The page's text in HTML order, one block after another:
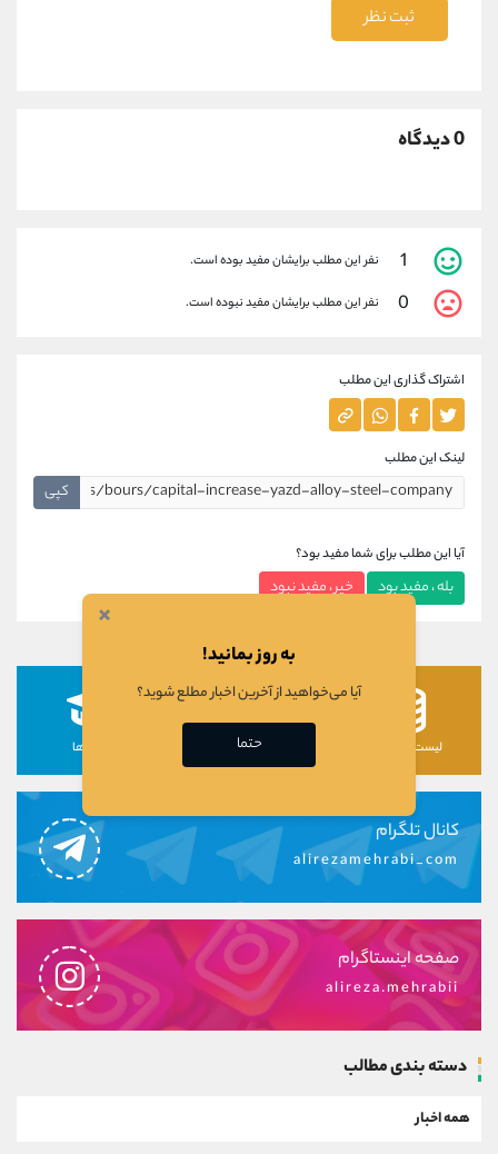
ثبت نظر
0 دیدگاه
1 نفر این مطلب برایشان مفید بوده است.
0 نفر این مطلب برایشان مفید نبوده است.
اشتراک گذاری این مطلب
لینک این مطلب
کپی
آیا این مطلب برای شما مفید بود؟
بله ، مفید بود خیر ، مفید نبود
لیست رمزارزها لیست سهام ها دوره ها
کانال تلگرام
alirezamehrabi_com
صفحه اینستاگرام
alireza.mehrabii
دسته بندی مطالب
همه اخبار
×
به روز بمانید!
آیا می‌خواهید از آخرین اخبار مطلع شوید؟
حتما